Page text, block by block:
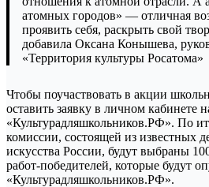
атомных городов» — отличная
проявить себя, раскрыть свой
добавила Оксана Конышева,
«Территория культуры Росатома»
Чтобы поучаствовать в акции
оставить заявку в личном кабинете
«Культурадляшкольников.РФ». По
комиссии, состоящей из известных
искусства России, будут выбраны
работ-победителей, которые будут
«Культурадляшкольников.РФ».